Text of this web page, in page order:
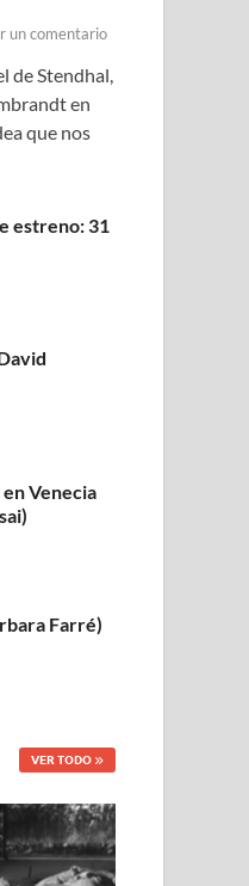
un comentario
de Stendhal,
en
que nos
estreno: 31
Venecia
Farré)
VER TODO